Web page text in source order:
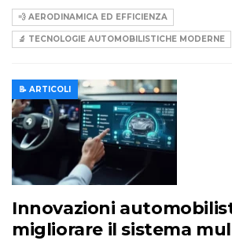
💨 AERODINAMICA ED EFFICIENZA
🔬 TECNOLOGIE AUTOMOBILISTICHE MODERNE
📝 ARTICOLI
Innovazioni
migliorare il sistema